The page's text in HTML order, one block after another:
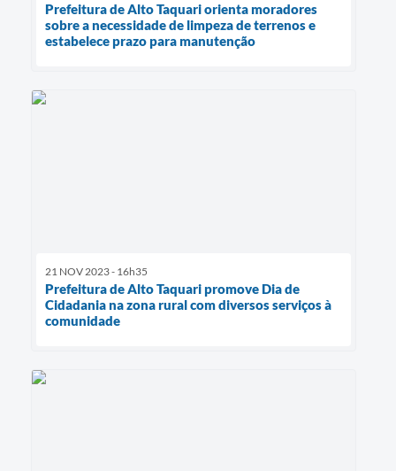
Prefeitura de Alto Taquari orienta moradores
sobre a necessidade de limpeza de terrenos e
estabelece prazo para manutenção
21 NOV 2023 - 16h35
Prefeitura de Alto Taquari promove Dia de
Cidadania na zona rural com diversos serviços à
comunidade